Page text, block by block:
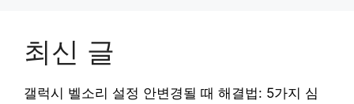
최신 글
갤럭시 벨소리 설정 안변경될 때 해결법: 5가지 심